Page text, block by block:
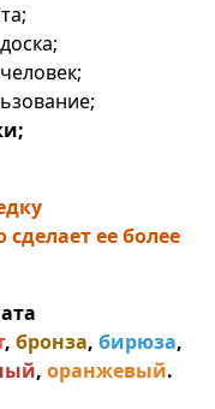
ее более
, бронза, бирюза,
, оранжевый.